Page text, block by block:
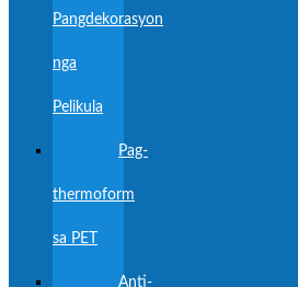
Pangdekorasyon
nga
Pelikula
Pag-
thermoform
sa PET
Anti-